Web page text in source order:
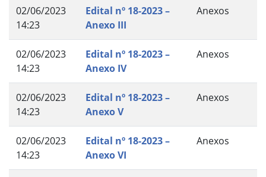
02/06/2023
14:23
Edital nº 18-2023 –
Anexo III
Anexos
02/06/2023
14:23
Edital nº 18-2023 –
Anexo IV
Anexos
02/06/2023
14:23
Edital nº 18-2023 –
Anexo V
Anexos
02/06/2023
14:23
Edital nº 18-2023 –
Anexo VI
Anexos